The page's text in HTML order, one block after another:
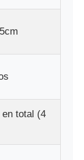
humedad
total (4